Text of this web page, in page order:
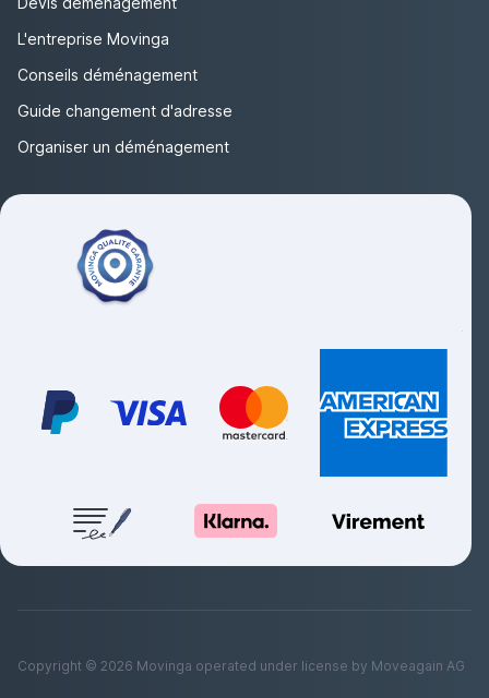
L'entreprise Movinga
Conseils déménagement
Guide changement d'adresse
Organiser un déménagement
Copyright © 2026 Movinga operated under license by Moveagain AG